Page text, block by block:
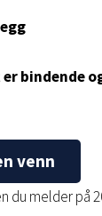
bindende
venn
du melder på